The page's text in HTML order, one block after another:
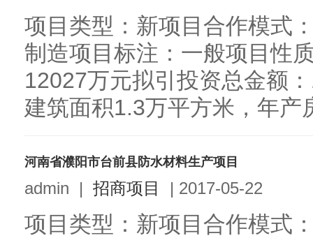
项目类型：新项目合作模式
制造项目标注：一般项目性
12027万元拟引投资总金额
建筑面积1.3万平方米，年产
河南省濮阳市台前县防水材料生产项目
admin | 招商项目 | 2017-05-22
项目类型：新项目合作模式